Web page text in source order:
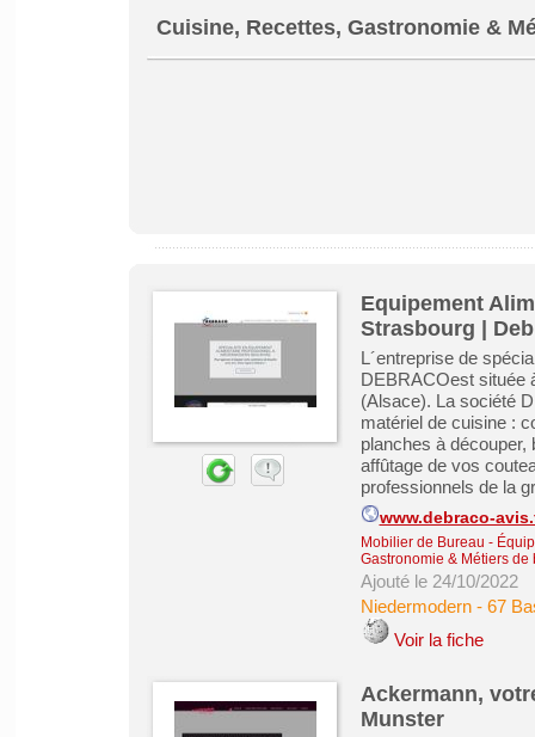
Cuisine, Recettes, Gastronomie &
Equipement
Strasbourg |
L´entreprise de
DEBRACOest située
(Alsace). La société
matériel de cuisine :
planches à découper,
affûtage de vos
professionnels de la
www.debraco-
Mobilier de Bureau -
Gastronomie & Métiers de
Ajouté le 24/10/2022
Niedermodern- 67
Voir la fiche
Ackermann,
Munster